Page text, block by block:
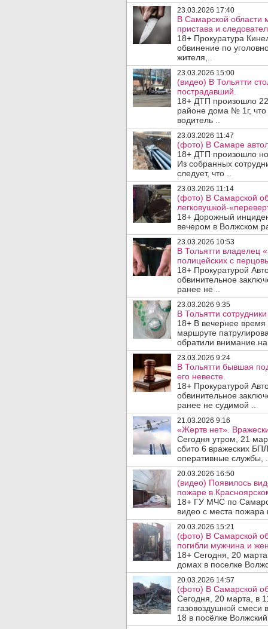
23.03.2026 17:40
В Самарской области
пристава и
18+ Прокуратура
обвинение по
жителя,..
23.03.2026 15:00
(видео) В Тольятти
пострадавший.
18+ ДТП произошло
районе дома № 1г,
водитель ..
23.03.2026 11:47
(фото) В Самаре
18+ ДТП произошло
Из собранных
следует, что ..
23.03.2026 11:14
(фото) В Самарской
легковушкой-
18+ Дорожный
вечером в Волжском
23.03.2026 10:53
В Тольятти владелец
полицейских с
18+ Прокуратурой
обвинительное
ранее не ..
23.03.2026 9:35
В Тольятти
18+ В вечернее
маршруте
обратили внимание
23.03.2026 9:24
В Тольятти бывшая
его невесте.
18+ Прокуратурой
обвинительное
ранее не судимой ..
21.03.2026 9:16
«Жертв нет».
Сегодня утром, 21
сбито 6 вражеских
оперативные службы,
20.03.2026 16:50
(видео) Появилось
пожаре в
18+ ГУ МЧС по
видео с места
20.03.2026 15:21
(фото) В Самарской
погибли мужчина и
18+ Сегодня, 20
домах в поселке
20.03.2026 14:57
(фото) В Самарской
Сегодня, 20 марта, в
газовоздушной
18 в посёлке